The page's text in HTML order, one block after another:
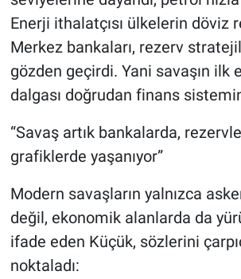
Enerji ithalatçısı ülkelerin döviz
Merkez bankaları, rezerv
gözden geçirdi. Yani savaşın ilk
dalgası doğrudan finans
“Savaş artık bankalarda,
grafiklerde yaşanıyor”
Modern savaşların yalnızca
değil, ekonomik alanlarda da
ifade eden Küçük, sözlerini
noktaladı: